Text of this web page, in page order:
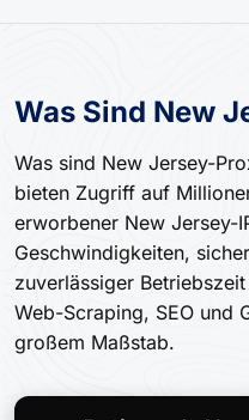
Was Sind New
Was sind New Jersey-
bieten Zugriff auf
erworbener New Jersey-
Geschwindigkeiten,
zuverlässiger
Web-Scraping, SEO und
großem Maßstab.